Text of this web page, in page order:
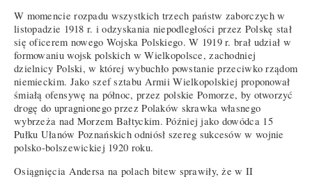
W momencie rozpadu wszystkich trzech państw zaborczych w
listopadzie 1918 r. i odzyskania niepodległości przez Polskę stał
się oficerem nowego Wojska Polskiego. W 1919 r. brał udział w
formowaniu wojsk polskich w Wielkopolsce, zachodniej
dzielnicy Polski, w której wybuchło powstanie przeciwko rządom
niemieckim. Jako szef sztabu Armii Wielkopolskiej proponował
śmiałą ofensywę na północ, przez polskie Pomorze, by otworzyć
drogę do upragnionego przez Polaków skrawka własnego
wybrzeża nad Morzem Bałtyckim. Później jako dowódca 15
Pułku Ułanów Poznańskich odniósł szereg sukcesów w wojnie
polsko-bolszewickiej 1920 roku.
Osiągnięcia Andersa na polach bitew sprawiły, że w II